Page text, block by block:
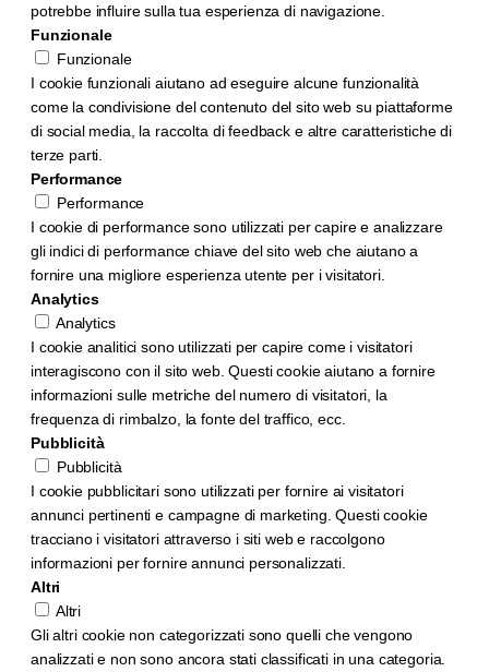
potrebbe influire sulla tua esperienza di navigazione.
Funzionale
Funzionale
I cookie funzionali aiutano ad eseguire alcune funzionalità
come la condivisione del contenuto del sito web su piattaforme
di social media, la raccolta di feedback e altre caratteristiche di
terze parti.
Performance
Performance
I cookie di performance sono utilizzati per capire e analizzare
gli indici di performance chiave del sito web che aiutano a
fornire una migliore esperienza utente per i visitatori.
Analytics
Analytics
I cookie analitici sono utilizzati per capire come i visitatori
interagiscono con il sito web. Questi cookie aiutano a fornire
informazioni sulle metriche del numero di visitatori, la
frequenza di rimbalzo, la fonte del traffico, ecc.
Pubblicità
Pubblicità
I cookie pubblicitari sono utilizzati per fornire ai visitatori
annunci pertinenti e campagne di marketing. Questi cookie
tracciano i visitatori attraverso i siti web e raccolgono
informazioni per fornire annunci personalizzati.
Altri
Altri
Gli altri cookie non categorizzati sono quelli che vengono
analizzati e non sono ancora stati classificati in una categoria.